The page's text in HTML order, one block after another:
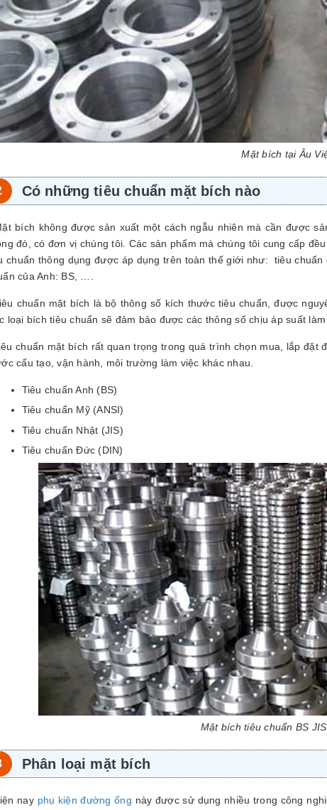
Mặt bích tại Âu
Có những tiêu chuẩn mặt bích nào
bích không được sản xuất một cách ngẫu nhiên mà cần được
đó, có đơn vị chúng tôi. Các sản phẩm mà chúng tôi cung cấp
chuẩn thông dụng được áp dụng trên toàn thế giới như: tiêu chuẩn
của Anh: BS, ….
chuẩn mặt bích là bộ thông số kích thước tiêu chuẩn, được
loại bích tiêu chuẩn sẽ đảm bảo được các thông số chịu áp suất
chuẩn mặt bích rất quan trọng trong quá trình chọn mua, lắp
cấu tạo, vận hành, môi trường làm việc khác nhau.
Tiêu chuẩn Anh (BS)
Tiêu chuẩn Mỹ (ANSI)
Tiêu chuẩn Nhật (JIS)
Tiêu chuẩn Đức (DIN)
Mặt bích tiêu chuẩn BS
Phân loại mặt bích
nay phụ kiện đường ống này được sử dụng nhiều trong công